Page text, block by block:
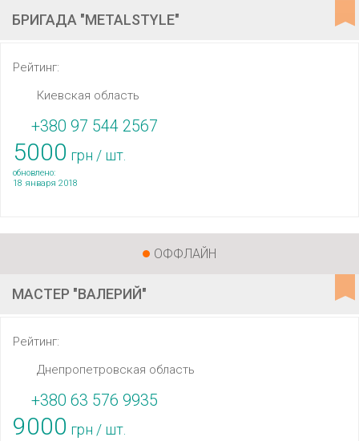
БРИГАДА "METALSTYLE"
Рейтинг:
Киевская область
+380 97 544 2567
5000 грн / шт.
обновлено:
18 января 2018
ОФФЛАЙН
МАСТЕР "ВАЛЕРИЙ"
Рейтинг:
Днепропетровская область
+380 63 576 9935
9000 грн / шт.